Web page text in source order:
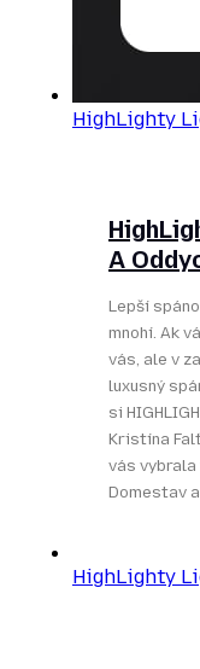
HighLighty
A
Lepší
mnohí. Ak
vás, ale v
luxusný
si
Kristína
vás vybrala
Domestav
HighLighty